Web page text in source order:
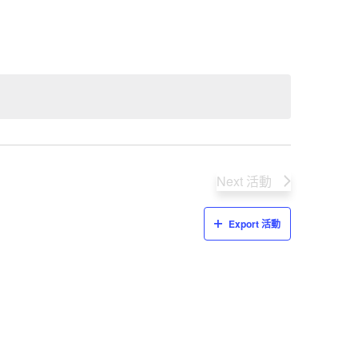
Next 活動
Export 活動